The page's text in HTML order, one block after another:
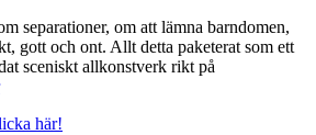
separationer, om att lämna barndomen,
gott och ont. Allt detta paketerat som ett
sceniskt allkonstverk rikt på